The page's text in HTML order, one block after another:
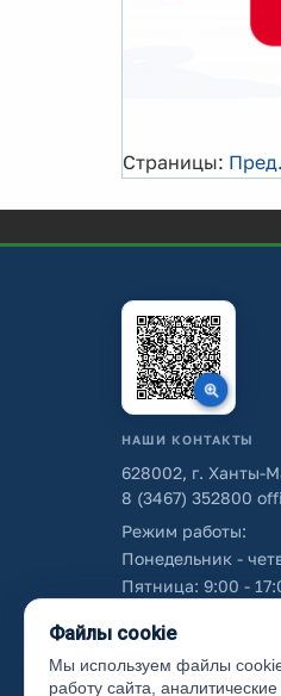
Страницы: Пред.
НАШИ КОНТАКТЫ
628002, г. Ханты-
8 (3467) 352800
Режим работы:
Понедельник -
Пятница: 9:00 -
Об
Файлы cookie
Мы используем файлы
работу сайта,